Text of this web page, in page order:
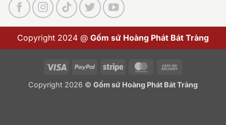
Copyright 2024 @ Gốm sứ Hoàng Phát Bát Tràng
Visa PayPal Stripe MasterCard
Delivery
Copyright 2026 © Gốm sứ Hoàng Phát Bát Tràng